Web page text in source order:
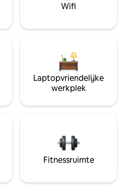
Wifi
Laptopvriendelijke
werkplek
Fitnessruimte